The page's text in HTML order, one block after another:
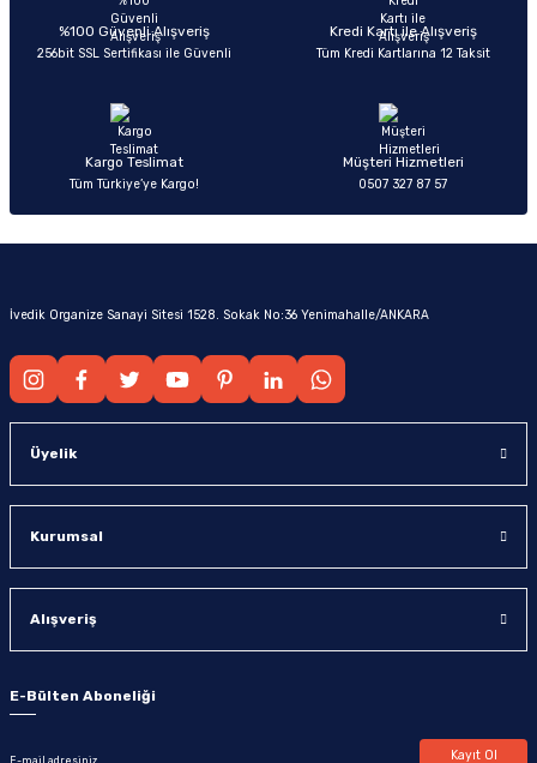
%100 Güvenli Alışveriş
256bit SSL Sertifikası ile Güvenli
Kredi Kartı ile Alışveriş
Tüm Kredi Kartlarına 12 Taksit
Kargo Teslimat
Tüm Türkiye’ye Kargo!
Müşteri Hizmetleri
0507 327 87 57
İvedik Organize Sanayi Sitesi 1528. Sokak No:36 Yenimahalle/ANKARA
Üyelik
Kurumsal
Alışveriş
E-Bülten Aboneliği
Kayıt Ol